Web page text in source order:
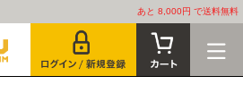
あと 8,000円 で送料無料